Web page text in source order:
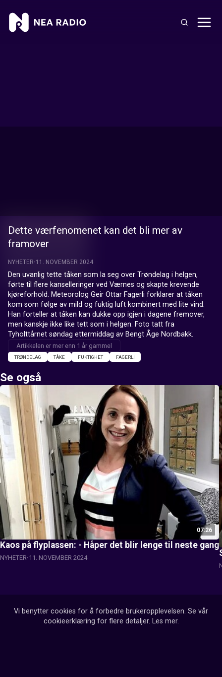
Dette værfenomenet kan det bli mer av
framover
NYHETER 11. NOVEMBER 2024
Den uvanlig tette tåken som la seg over Trøndelag i helgen,
førte til flere kanselleringer ved Værnes og skapte krevende
kjøreforhold. Meteorolog Geir Ottar Fagerli forklarer at tåken
kom som følge av mild og fuktig luft kombinert med lite vind.
Han forteller at tåken kan dukke opp igjen i dagene fremover,
men kanskje ikke like tett som i helgen. Foto tatt fra
Tyholttårnet søndag ettermiddag av Bengt Åge Nordbakk.
Artikkelen er mer enn 1 år gammel
TRØNDELAG TÅKE FUKTIGHET FAGERLI
Se også
07:26
Kaos på flyplassen: - Håper det blir lenge til neste gang
NYHETER 11. NOVEMBER 2024
Vi benytter cookies for å forbedre brukeropplevelsen. Se vår
cookieerklæring for flere detaljer. Les mer.